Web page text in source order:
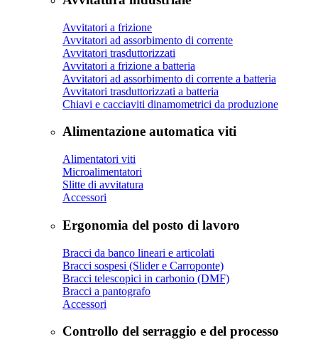
Avvitatori a frizione
Avvitatori ad assorbimento di corrente
Avvitatori trasduttorizzati
Avvitatori a frizione a batteria
Avvitatori ad assorbimento di corrente a batteria
Avvitatori trasduttorizzati a batteria
Chiavi e cacciaviti dinamometrici da produzione
Alimentazione automatica viti
Alimentatori viti
Microalimentatori
Slitte di avvitatura
Accessori
Ergonomia del posto di lavoro
Bracci da banco lineari e articolati
Bracci sospesi (Slider e Carroponte)
Bracci telescopici in carbonio (DMF)
Bracci a pantografo
Accessori
Controllo del serraggio e del processo